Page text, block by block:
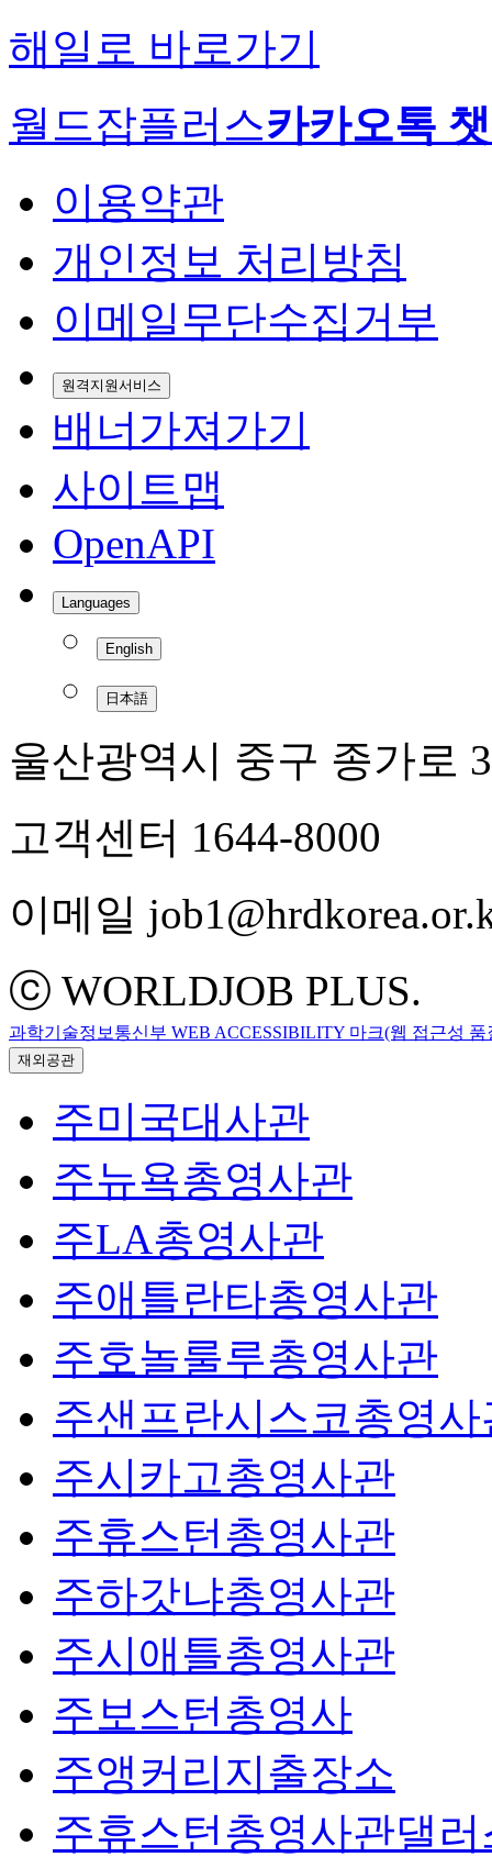
해일로 바로가기
월드잡플러스카카오톡
이용약관
개인정보 처리방침
이메일무단수집거부
원격지원서비스
배너가져가기
사이트맵
OpenAPI
Languages
English
日本語
울산광역시 중구 종가로
고객센터 1644-8000
이메일
ⓒ WORLDJOB PLUS.
과학기술정보통신부 WEB ACCESSIBILITY 마크(웹 접근성 품
재외공관
주미국대사관
주뉴욕총영사관
주LA총영사관
주애틀란타총영사관
주호놀룰루총영사관
주샌프란시스코총영사
주시카고총영사관
주휴스턴총영사관
주하갓냐총영사관
주시애틀총영사관
주보스턴총영사
주앵커리지출장소
주휴스턴총영사관댈